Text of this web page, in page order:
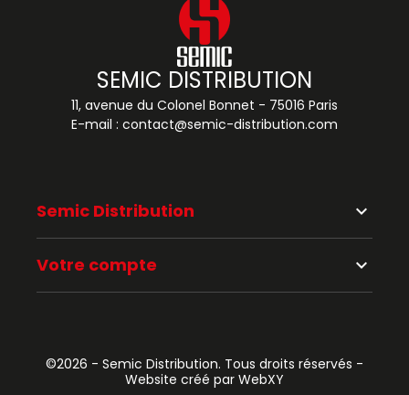
Semic Distribution keyboard_arrow_down
Votre compte keyboard_arrow_down
SEMIC DISTRIBUTION
11, avenue du Colonel Bonnet - 75016 Paris
E-mail : contact@semic-distribution.com
©2026 - Semic Distribution. Tous droits réservés -
Website créé par WebXY